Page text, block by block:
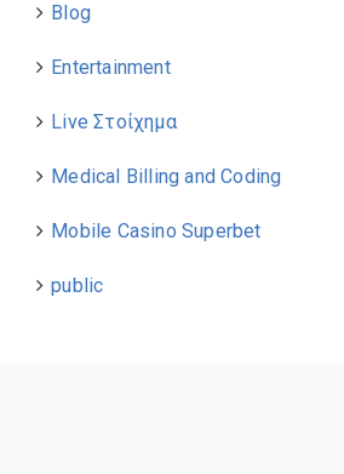
Blog
Entertainment
Live Στοίχημα
Medical Billing and Coding
Mobile Casino Superbet
public